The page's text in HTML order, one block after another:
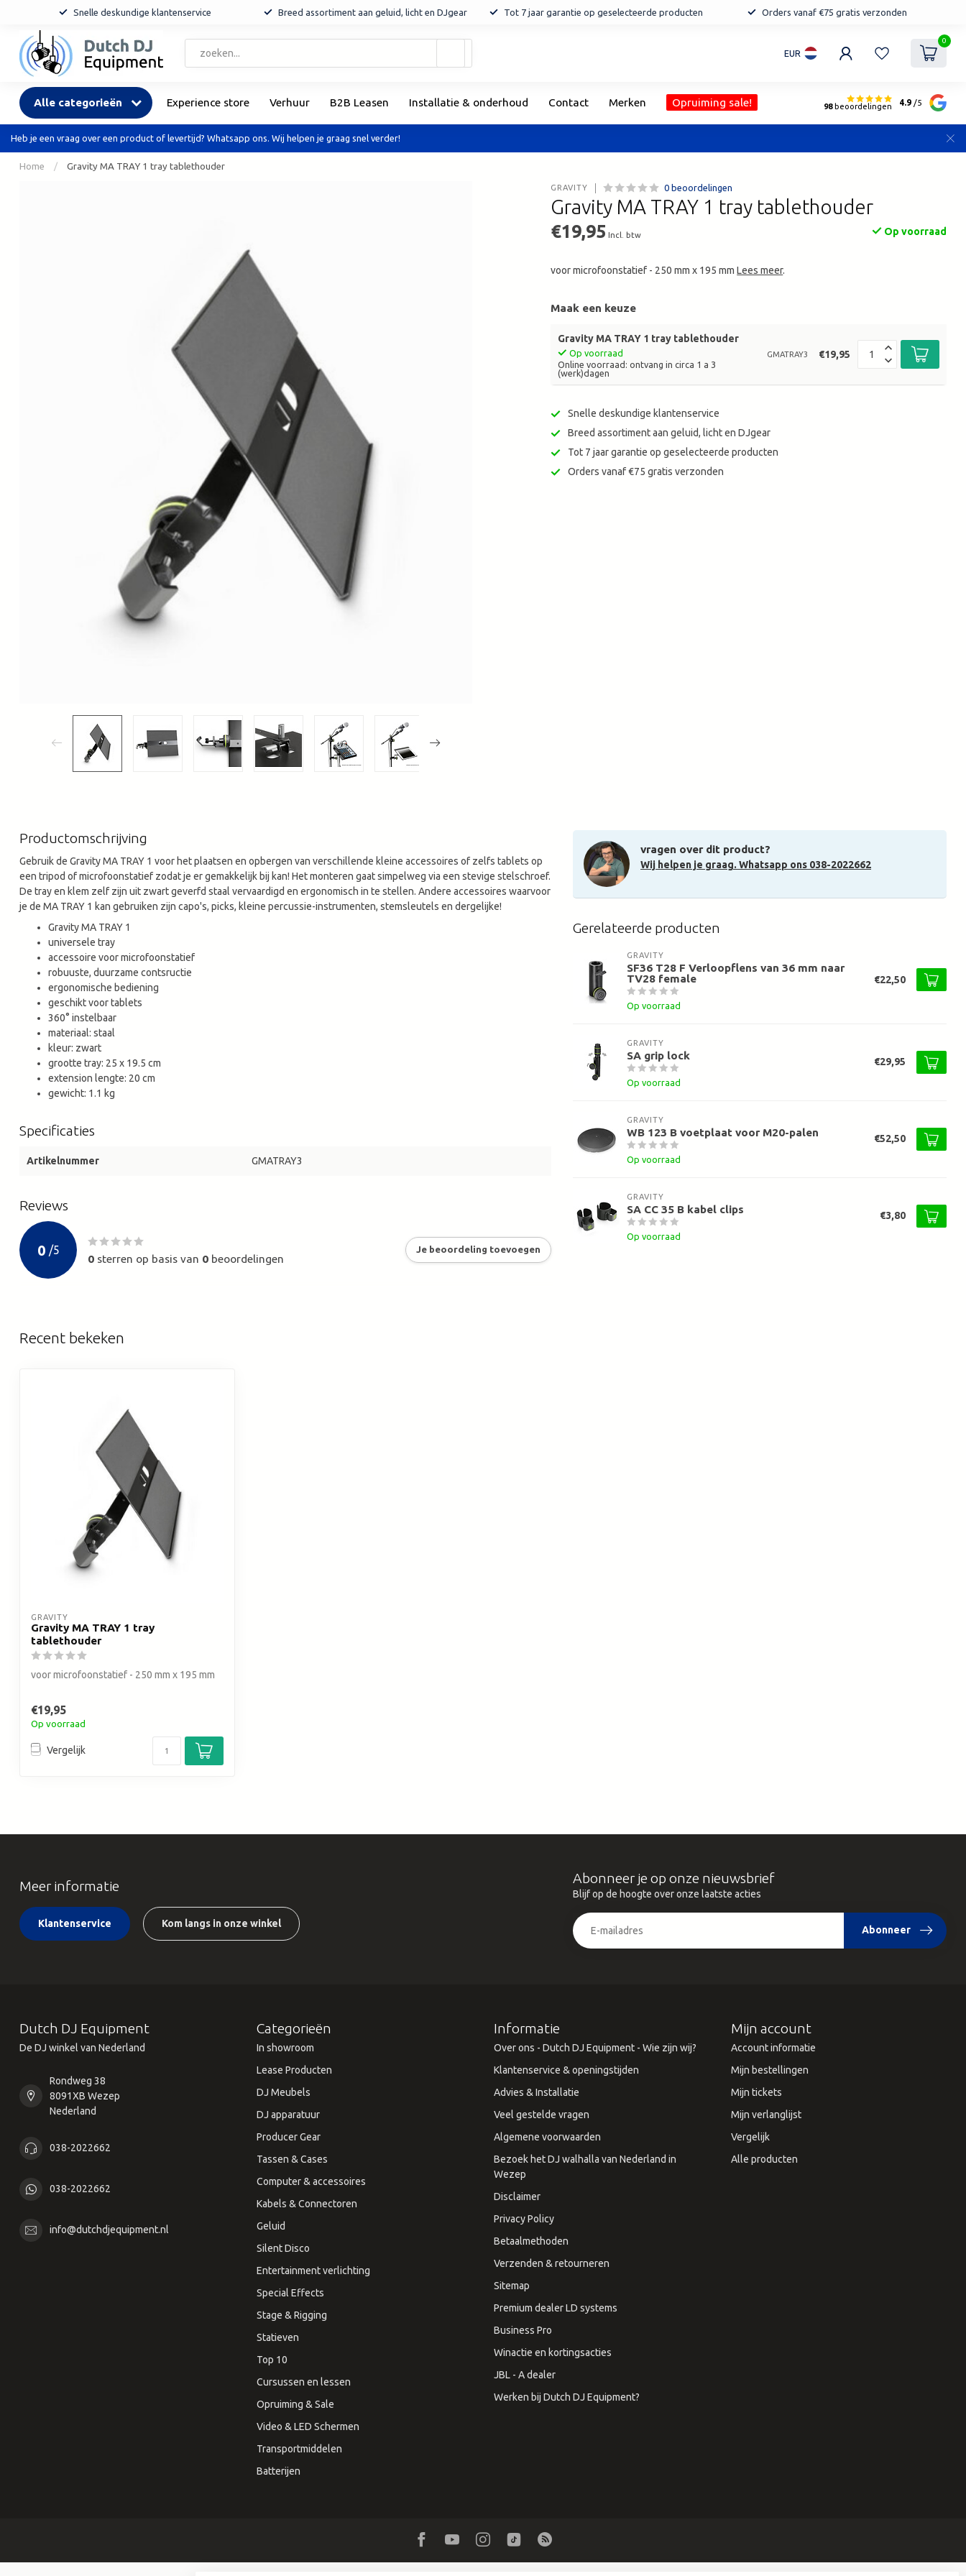
Snelle deskundige klantenservice Breed assortiment aan geluid, licht en DJgear Tot 7 jaar garantie op geselecteerde producten Orders vanaf €75 gratis verzonden
en
een
EUR
0
Alle categorieën Experience store Verhuur B2B Leasen Installatie & onderhoud Contact Merken Opruiming sale! 98beoordelingen 4.9 /5
Heb je een vraag over een product of levertijd? Whatsapp ons. Wij helpen je graag snel verder!
Home / Gravity MA TRAY 1 tray tablethouder
GRAVITY 0 beoordelingen
Gravity MA TRAY 1 tray tablethouder
€19,95 Incl. btw Op voorraad
voor microfoonstatief - 250 mm x 195 mmLees meer.
Maak een keuze
Gravity MA TRAY 1 tray tablethouder
Op voorraad
Online voorraad: ontvang in circa 1 a 3
(werk)dagen
GMATRAY3 €19,95
Snelle deskundige klantenservice
Breed assortiment aan geluid, licht en DJgear
Tot 7 jaar garantie op geselecteerde producten
Orders vanaf €75 gratis verzonden
Productomschrijving
Gebruik de Gravity MA TRAY 1 voor het plaatsen en opbergen van verschillende kleine accessoires of zelfs tablets op
een tripod of microfoonstatief zodat je er gemakkelijk bij kan! Het monteren gaat simpelweg via een stevige stelschroef.
De tray en klem zelf zijn uit zwart geverfd staal vervaardigd en ergonomisch in te stellen. Andere accessoires waarvoor
je de MA TRAY 1 kan gebruiken zijn capo's, picks, kleine percussie-instrumenten, stemsleutels en dergelijke!
Gravity MA TRAY 1
universele tray
accessoire voor microfoonstatief
robuuste, duurzame contsructie
ergonomische bediening
geschikt voor tablets
360° instelbaar
materiaal: staal
kleur: zwart
grootte tray: 25 x 19.5 cm
extension lengte: 20 cm
gewicht: 1.1 kg
Specificaties
Artikelnummer GMATRAY3
Reviews
0 /5
0 sterren op basis van 0 beoordelingen
Je beoordeling toevoegen
vragen over dit product?
Wij helpen je graag. Whatsapp ons 038-2022662
Gerelateerde producten
GRAVITY
SF36 T28 F Verloopflens van 36 mm naar
TV28 female
Op voorraad
€22,50
GRAVITY
SA grip lock
Op voorraad
€29,95
GRAVITY
WB 123 B voetplaat voor M20-palen
Op voorraad
€52,50
GRAVITY
SA CC 35 B kabel clips
Op voorraad
€3,80
Recent bekeken
GRAVITY
Gravity MA TRAY 1 tray
tablethouder
voor microfoonstatief - 250 mm x 195 mm
€19,95
Op voorraad
Vergelijk
Meer informatie
Klantenservice Kom langs in onze winkel
Abonneer je op onze nieuwsbrief
Blijf op de hoogte over onze laatste acties
Abonneer
Dutch DJ Equipment
De DJ winkel van Nederland
Rondweg 38
8091XB Wezep
Nederland
038-2022662
038-2022662
info@dutchdjequipment.nl
Categorieën
In showroom
Lease Producten
DJ Meubels
DJ apparatuur
Producer Gear
Tassen & Cases
Computer & accessoires
Kabels & Connectoren
Geluid
Silent Disco
Entertainment verlichting
Special Effects
Stage & Rigging
Statieven
Top 10
Cursussen en lessen
Opruiming & Sale
Video & LED Schermen
Transportmiddelen
Batterijen
Informatie
Over ons - Dutch DJ Equipment - Wie zijn wij?
Klantenservice & openingstijden
Advies & Installatie
Veel gestelde vragen
Algemene voorwaarden
Bezoek het DJ walhalla van Nederland in
Wezep
Disclaimer
Privacy Policy
Betaalmethoden
Verzenden & retourneren
Sitemap
Premium dealer LD systems
Business Pro
Winactie en kortingsacties
JBL - A dealer
Werken bij Dutch DJ Equipment?
Mijn account
Account informatie
Mijn bestellingen
Mijn tickets
Mijn verlanglijst
Vergelijk
Alle producten